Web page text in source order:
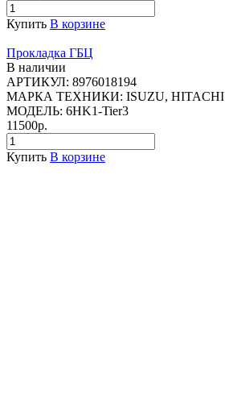
Купить В корзине
Прокладка ГБЦ
В наличии
АРТИКУЛ: 8976018194
МАРКА ТЕХНИКИ: ISUZU, HITACHI
МОДЕЛЬ: 6HK1-Tier3
11500р.
Купить В корзине